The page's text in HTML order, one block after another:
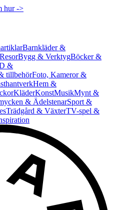
hur ->
Barnkläder &
Bygg & VerktygBöcker &
&
tillbehörFoto, Kameror &
Hem &
KläderKonstMusikMynt &
& ÄdelstenarSport &
Trädgård & VäxterTV-spel &